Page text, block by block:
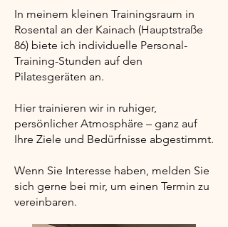
In meinem kleinen Trainingsraum in
Rosental an der Kainach (Hauptstraße
86) biete ich individuelle Personal-
Training-Stunden auf den
Pilatesgeräten an.
Hier trainieren wir in ruhiger,
persönlicher Atmosphäre – ganz auf
Ihre Ziele und Bedürfnisse abgestimmt.
Wenn Sie Interesse haben, melden Sie
sich gerne bei mir, um einen Termin zu
vereinbaren.